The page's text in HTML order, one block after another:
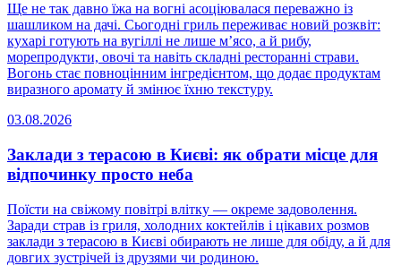
Ще не так давно їжа на вогні асоціювалася переважно із
шашликом на дачі. Сьогодні гриль переживає новий розквіт:
кухарі готують на вугіллі не лише м’ясо, а й рибу,
морепродукти, овочі та навіть складні ресторанні страви.
Вогонь стає повноцінним інгредієнтом, що додає продуктам
виразного аромату й змінює їхню текстуру.
03.08.2026
Заклади з терасою в Києві: як обрати місце для
відпочинку просто неба
Поїсти на свіжому повітрі влітку — окреме задоволення.
Заради страв із гриля, холодних коктейлів і цікавих розмов
заклади з терасою в Києві обирають не лише для обіду, а й для
довгих зустрічей із друзями чи родиною.